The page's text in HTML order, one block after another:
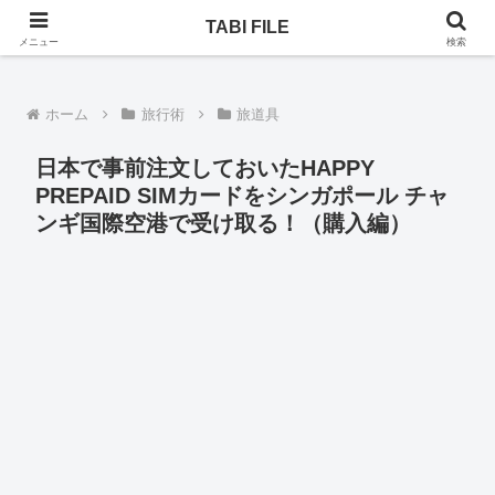
乗りヒコーキ、ホテル、一人旅。次はどんな旅になるのか！
ホーム 旅行術 旅道具
日本で事前注文しておいたHAPPY
PREPAID SIMカードをシンガポール チャ
ンギ国際空港で受け取る！（購入編）
メニュー
TABI FILE
検索